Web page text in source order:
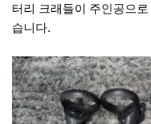
터리 크래들이 주인공으
습니다.